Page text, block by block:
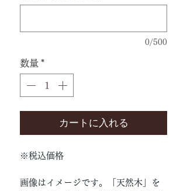
0/500
数量 *
カートに入れる
※税込価格
画像はイメージです。「天然木」を